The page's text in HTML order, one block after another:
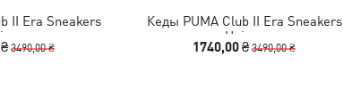
II Era Sneakers
3490,00 ₴
Кеды PUMA Club II Era Sneakers
Unisex
1740,00 ₴3490,00 ₴